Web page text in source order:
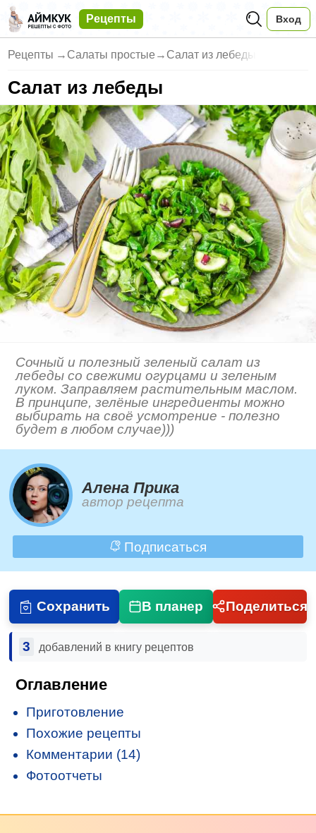
Рецепты Вход
Рецепты → Салаты простые → Салат из лебеды
Салат из лебеды
Сочный и полезный зеленый салат из
лебеды со свежими огурцами и зеленым
луком. Заправляем растительным маслом.
В принципе, зелёные ингредиенты можно
выбирать на своё усмотрение - полезно
будет в любом случае)))
Алена Прика
автор рецепта
Подписаться
Сохранить В планер Поделиться
3 добавлений в книгу рецептов
Оглавление
Приготовление
Похожие рецепты
Комментарии (14)
Фотоотчеты